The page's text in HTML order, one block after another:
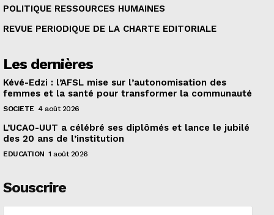
POLITIQUE RESSOURCES HUMAINES
REVUE PERIODIQUE DE LA CHARTE EDITORIALE
Les dernières
Kévé-Edzi : l’AFSL mise sur l’autonomisation des
femmes et la santé pour transformer la communauté
SOCIETE 4 août 2026
L’UCAO-UUT a célébré ses diplômés et lance le jubilé
des 20 ans de l’institution
EDUCATION 1 août 2026
Souscrire